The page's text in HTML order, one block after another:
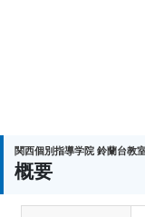
関西個別指導学院 鈴蘭台教
概要